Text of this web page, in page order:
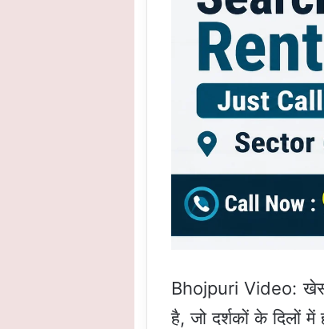
Bhojpuri Video:
है, जो दर्शकों के दिलों